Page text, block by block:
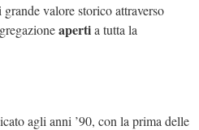
valore storico attraverso
apertia tutta la
agli anni ’90, con la prima delle